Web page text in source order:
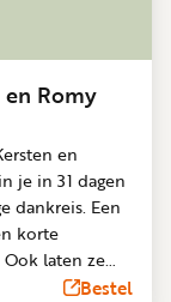
Romy
en
je in 31 dagen
dankreis. Een
korte
laten ze
en hoe
Bestel